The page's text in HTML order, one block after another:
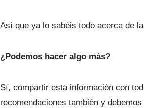
Así que ya lo sabéis todo acerca de
¿Podemos hacer algo más?
Sí, compartir esta información con
recomendaciones también y